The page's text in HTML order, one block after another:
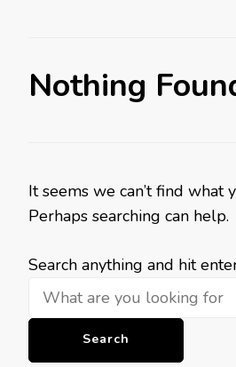
Nothing
It seems we can’t find what
Perhaps searching can help.
Looking
for
Something?
Search anything and hit